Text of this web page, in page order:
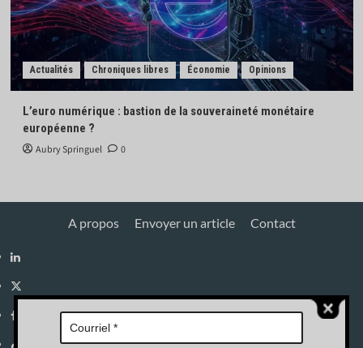
Actualités Chroniques libres Économie Opinions
L’euro numérique : bastion de la souveraineté monétaire
européenne ?
Aubry Springuel 0
A propos Envoyer un article Contact
Linkedin
X
Facebook
Tik